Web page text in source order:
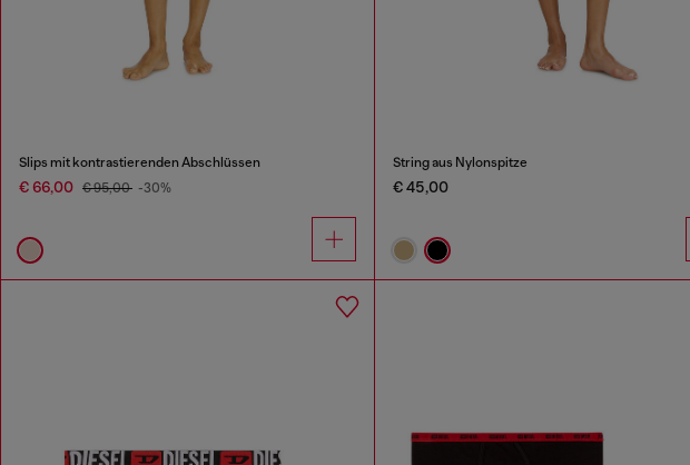
Slips mit kontrastierenden Abschlüssen
€ 66,00 € 95,00 -30%
String aus Nylonspitze
€ 45,00